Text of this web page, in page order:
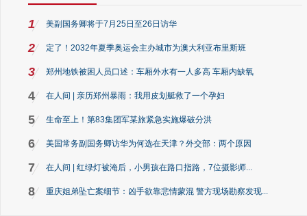
1 美副国务卿将于7月25日至26日访华
2 定了！2032年夏季奥运会主办城市为澳大利亚布里斯班
3 郑州地铁被困人员口述：车厢外水有一人多高 车厢内缺氧
4 在人间 | 亲历郑州暴雨：我用皮划艇救了一个孕妇
5 生命至上！第83集团军某旅紧急实施爆破分洪
6 美国常务副国务卿访华为何选在天津？外交部：两个原因
7 在人间 | 红绿灯被淹后，小男孩在路口指路，7位摄影师...
8 重庆姐弟坠亡案细节：凶手欲靠悲情蒙混 警方现场勘察发现...